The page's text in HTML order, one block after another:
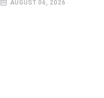
AUGUST 06, 2026